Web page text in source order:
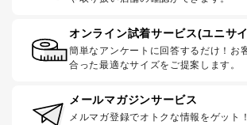
オンライン試着サービス(ユニサ
簡単なアンケートに回答するだけ！お
合った最適なサイズをご提案します。
メールマガジンサービス
メルマガ登録でオトクな情報をゲット